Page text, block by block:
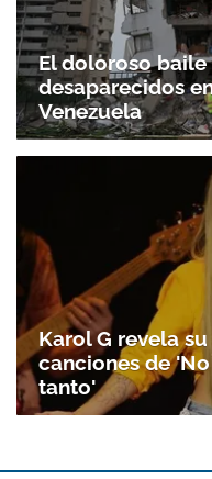
Gracias por
El doloroso
desaparecidos
Venezuela
Karol G revela
canciones de
tanto'